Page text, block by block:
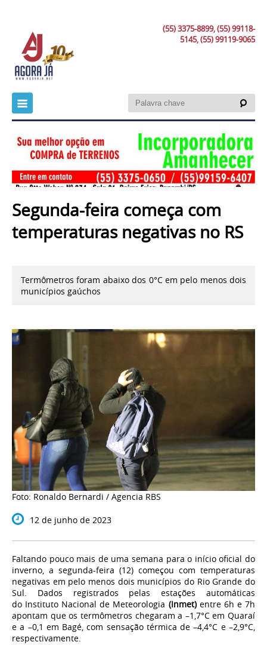
(55) 3375-8899, (55) 99118-
5145, (55) 99119-9065
Segunda-feira começa com
temperaturas negativas no RS
Termômetros foram abaixo dos 0°C em pelo menos dois
municípios gaúchos
Foto: Ronaldo Bernardi / Agencia RBS
12 de junho de 2023
Faltando pouco mais de uma semana para o início oficial do
inverno, a segunda-feira (12) começou com temperaturas
negativas em pelo menos dois municípios do Rio Grande do
Sul. Dados registrados pelas estações automáticas
do Instituto Nacional de Meteorologia (Inmet)entre 6h e 7h
apontam que os termômetros chegaram a –1,7°C em Quaraí
e a –0,1 em Bagé, com sensação térmica de –4,4°C e –2,9°C,
respectivamente.